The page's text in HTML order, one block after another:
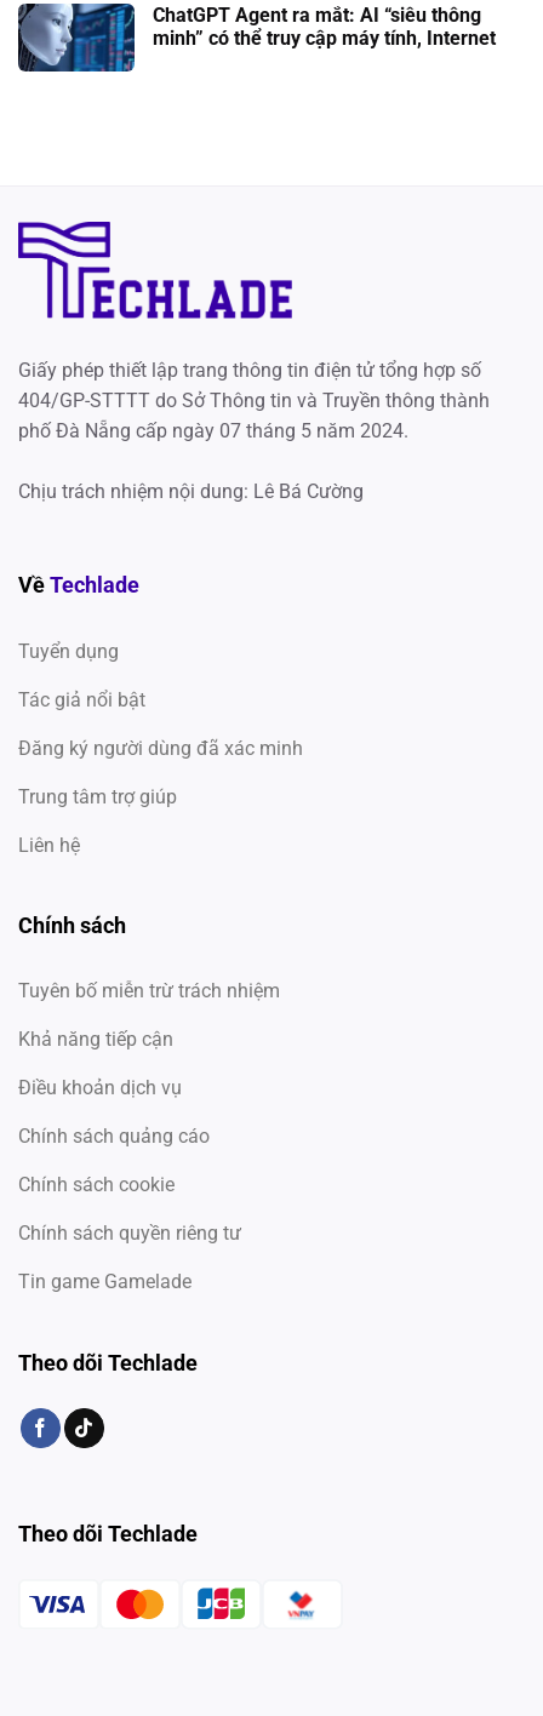
ChatGPT Agent ra mắt: AI “siêu thông
minh” có thể truy cập máy tính, Internet
Giấy phép thiết lập trang thông tin điện tử tổng hợp số
404/GP-STTTT do Sở Thông tin và Truyền thông thành
phố Đà Nẵng cấp ngày 07 tháng 5 năm 2024.
Chịu trách nhiệm nội dung: Lê Bá Cường
Về Techlade
Tuyển dụng
Tác giả nổi bật
Đăng ký người dùng đã xác minh
Trung tâm trợ giúp
Liên hệ
Chính sách
Tuyên bố miễn trừ trách nhiệm
Khả năng tiếp cận
Điều khoản dịch vụ
Chính sách quảng cáo
Chính sách cookie
Chính sách quyền riêng tư
Tin game Gamelade
Theo dõi Techlade
Theo dõi Techlade